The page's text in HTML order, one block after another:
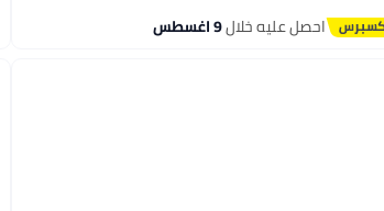
تم بيع +740 مؤخرًا
#14 في مزيلات رائحة العرق ومضادات التعرق
احصل عليه خلال9 اغسطس